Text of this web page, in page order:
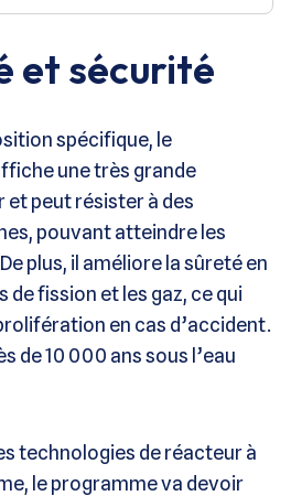
et sécurité
spécifique, le
une très grande
et peut résister à des
pouvant atteindre les
plus, il améliore la sûreté en
fission et les gaz, ce qui
en cas d’accident.
de 10 000 ans sous l’eau
technologies de réacteur à
le programme va devoir